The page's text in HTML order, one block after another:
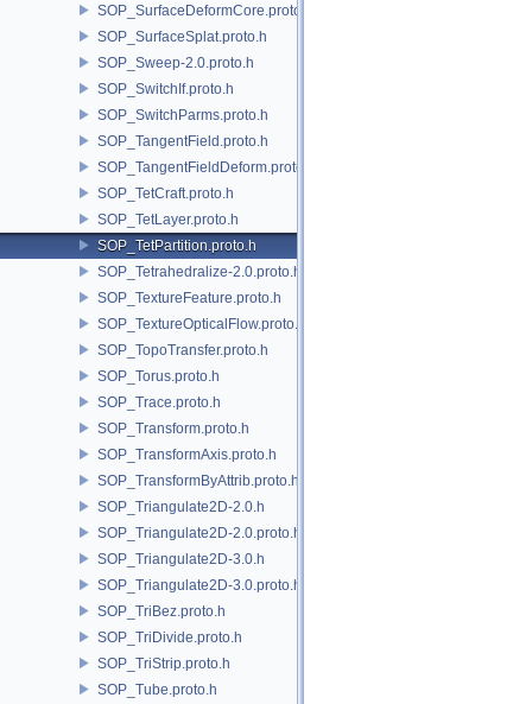
SOP_SurfaceDeformCore.proto.h
SOP_SurfaceSplat.proto.h
SOP_Sweep-2.0.proto.h
SOP_SwitchIf.proto.h
SOP_SwitchParms.proto.h
SOP_TangentField.proto.h
SOP_TangentFieldDeform.proto.h
SOP_TetCraft.proto.h
SOP_TetLayer.proto.h
SOP_TetPartition.proto.h
SOP_Tetrahedralize-2.0.proto.h
SOP_TextureFeature.proto.h
SOP_TextureOpticalFlow.proto.h
SOP_TopoTransfer.proto.h
SOP_Torus.proto.h
SOP_Trace.proto.h
SOP_Transform.proto.h
SOP_TransformAxis.proto.h
SOP_TransformByAttrib.proto.h
SOP_Triangulate2D-2.0.h
SOP_Triangulate2D-2.0.proto.h
SOP_Triangulate2D-3.0.h
SOP_Triangulate2D-3.0.proto.h
SOP_TriBez.proto.h
SOP_TriDivide.proto.h
SOP_TriStrip.proto.h
SOP_Tube.proto.h